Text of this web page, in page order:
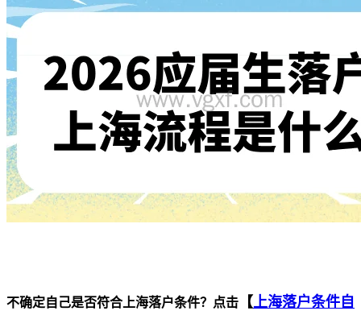
不确定自己是否符合上海落户条件？点击 【 上海落户条件自